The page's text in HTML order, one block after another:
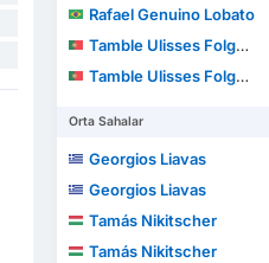
Rafael Genuino Lobato
Tamble Ulisses Folgado Monteiro
Tamble Ulisses Folgado Monteiro
Orta Sahalar
Georgios Liavas
Georgios Liavas
Tamás Nikitscher
Tamás Nikitscher